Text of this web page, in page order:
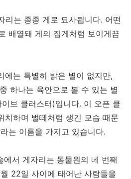
리는 종종 게로 묘사됩니다. 어떤
배열돼 게의 집게처럼 보이게끔
에는 특별히 밝은 별이 없지만,
하나는 육안으로 볼 수 있는 별
브 클러스터)입니다. 이 오픈 클
치하며 벌떼처럼 생긴 모습 때문
는 이름을 가지고 있습니다.
에서 게자리는 동물원의 네 번째
22일 사이에 태어난 사람들을